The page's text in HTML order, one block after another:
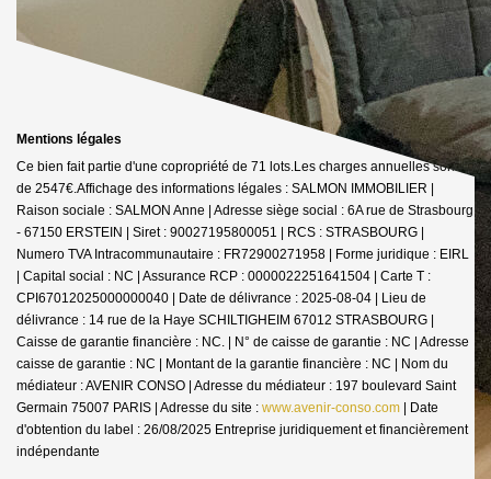
Mentions légales
Ce bien fait partie d'une copropriété de 71 lots.Les charges annuelles sont
de 2547€. Affichage des informations légales : SALMON IMMOBILIER |
Raison sociale : SALMON Anne | Adresse siège social : 6A rue de Strasbourg
- 67150 ERSTEIN | Siret : 90027195800051 | RCS : STRASBOURG |
Numero TVA Intracommunautaire : FR72900271958 | Forme juridique : EIRL
| Capital social : NC | Assurance RCP : 0000022251641504 | Carte T :
CPI67012025000000040 | Date de délivrance : 2025-08-04 | Lieu de
délivrance : 14 rue de la Haye SCHILTIGHEIM 67012 STRASBOURG |
Caisse de garantie financière : NC. | N° de caisse de garantie : NC | Adresse
caisse de garantie : NC | Montant de la garantie financière : NC | Nom du
médiateur : AVENIR CONSO | Adresse du médiateur : 197 boulevard Saint
Germain 75007 PARIS | Adresse du site : www.avenir-conso.com | Date
d'obtention du label : 26/08/2025 Entreprise juridiquement et financièrement
indépendante